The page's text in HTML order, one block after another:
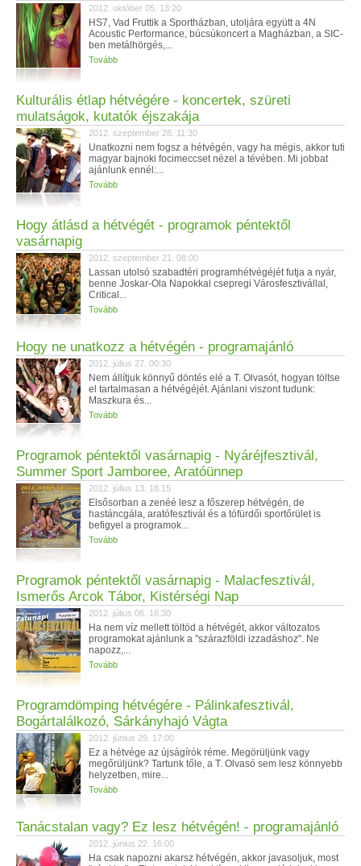
2012. október 05. 13:20
HS7, Vad Fruttik a Sportházban, utoljára együtt a 4N
Acoustic Performance, búcsúkoncert a Magházban, a SIC-
ben metálhörgés,...
Tovább
Kulturális étlap hétvégére - koncertek, szüreti
mulatságok, kutatók éjszakája
2012. szeptember 28. 11:30
Unatkozni nem fogsz a hétvégén, vagy ha mégis, akkor tuti
magyar bajnoki focimeccset nézel a tévében. Mi jobbat
ajánlunk ennél:...
Tovább
Hogy átlásd a hétvégét - programok péntektől
vasárnapig
2012. szeptember 21. 08:00
Lassan utolsó szabadtéri programhétvégéjét futja a nyár,
benne Joskar-Ola Napokkal csepregi Városfesztivállal,
Critical...
Tovább
Hogy ne unatkozz a hétvégén - programajánló
2012. július 27. 00:30
Nem állítjuk könnyű döntés elé a T. Olvasót, hogyan töltse
el tartalmasan a hétvégéjét. Ajánlani viszont tudunk:
Maszkura és...
Tovább
Programok péntektől vasárnapig - Nyáréjfesztivál,
Summer Sport Jamboree, Aratóünnep
2012. július 13. 18:15
Elsősorban a zenéé lesz a főszerep hétvégén, de
hastáncgála, aratófesztivál és a tófürdői sportőrület is
befigyel a programok...
Tovább
Programok péntektől vasárnapig - Malacfesztivál,
Ismerős Arcok Tábor, Kistérségi Nap
2012. július 06. 16:30
Ha nem víz mellett töltöd a hétvégét, akkor változatos
programokat ajánlunk a "szárazföldi izzadáshoz". Ne
napozz,...
Tovább
Programdömping hétvégére - Pálinkafesztivál,
Bogártalálkozó, Sárkányhajó Vágta
2012. június 29. 17:00
Ez a hétvége az újságírók réme. Megörüljünk vagy
megőrüljünk? Tartunk tőle, a T. Olvasó sem lesz könnyebb
helyzetben, mire...
Tovább
Tanácstalan vagy? Ez lesz hétvégén! - programajánló
2012. június 22. 16:00
Ha csak napozni akarsz hétvégén, akkor javasoljuk, most